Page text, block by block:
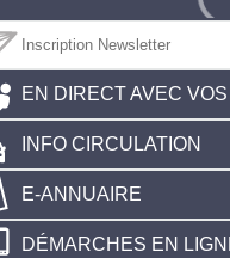
EN DIRECT AVEC
INFO CIRCULATION
E-ANNUAIRE
DÉMARCHES EN